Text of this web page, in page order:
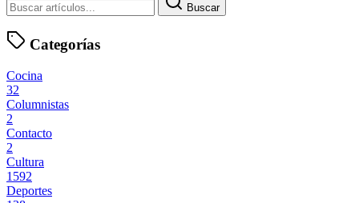
Buscar
Categorías
Cocina
32
Columnistas
2
Contacto
2
Cultura
1592
Deportes